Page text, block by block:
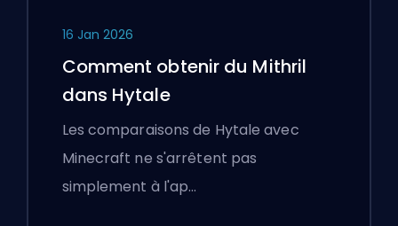
16 Jan 2026
Comment obtenir du Mithril
dans Hytale
Les comparaisons de Hytale avec
Minecraft ne s'arrêtent pas
simplement à l'ap…